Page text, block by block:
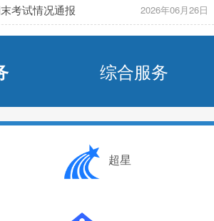
2026年06月26日
考试情况通报
综合服务
超星